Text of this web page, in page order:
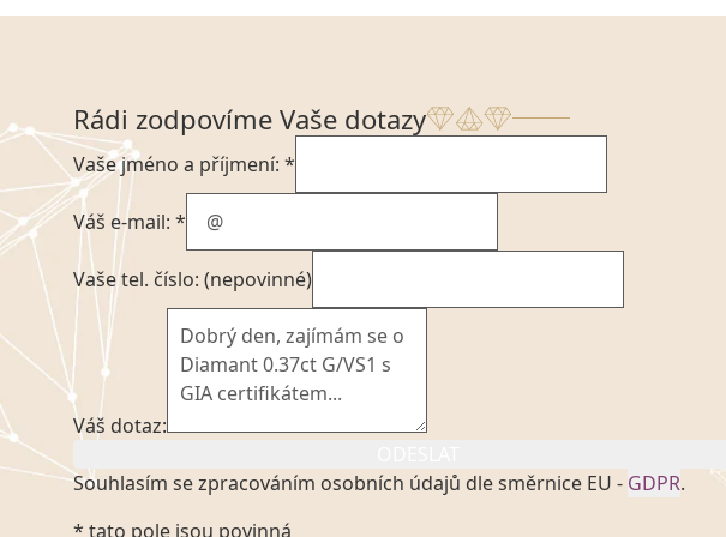
Rádi zodpovíme Vaše dotazy
Vaše jméno a příjmení: *
Váš e-mail: *
Vaše tel. číslo: (nepovinné)
Váš dotaz:
Souhlasím se zpracováním osobních údajů dle směrnice EU - GDPR.
Kliknutím na výše uvedený odkaz, v souladu se zákonem č. 101/2000 Sb. v
* tato pole jsou povinná